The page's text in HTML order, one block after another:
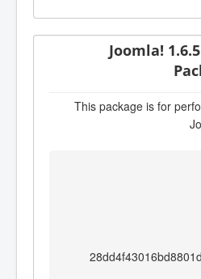
Joomla!
This package is for